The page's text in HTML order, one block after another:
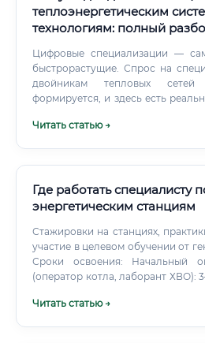
теплоэнергетическим
технологиям: полный
Цифровые специализации —
быстрорастущие. Спрос на
двойникам тепловых
формируется, и здесь есть
многие специалисты
Читать статью →
Где работать специалисту
энергетическим станциям
Стажировки на станциях,
участие в целевом обучении от
Сроки освоения: Начальный оперативный персонал
(оператор котла, лаборант ХВО):
оператор: 6–18 месяцев после
Читать статью →